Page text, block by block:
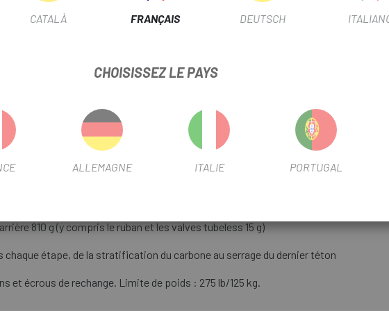
disque, Tubeless
de 35 mm, largeur intérieure de 21 mm Arrière, profil de 60 mm, largeur
Lock , DT Swiss 180 Ratchet EXP 36t (10 degrés), 100x12mm et 142x12mm
céramique
radiaux/mono-croisés (2:1), DS : 257 mm, NDS : 252 mm
810 g (y compris le ruban et les valves tubeless 15 g)
chaque étape, de la stratification du carbone au serrage du dernier téton
et écrous de rechange. Limite de poids : 275 lb/125 kg.
CATALÀ FRANÇAIS DEUTSCH
CHOISISSEZ LE PAYS
ALLEMAGNE ITALIE PORTUGAL